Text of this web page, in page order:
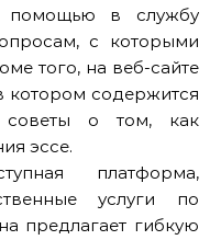
помощью в службу
с которыми
того, на веб-сайте
котором содержится
о том, как
эссе.
платформа,
услуги по
предлагает гибкую